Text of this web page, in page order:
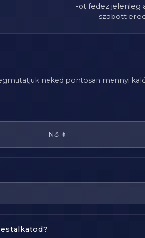
-ot fedez jelenleg
szabott
neked pontosan mennyi
Nő 👩